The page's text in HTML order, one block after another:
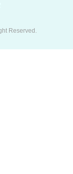
Reserved.